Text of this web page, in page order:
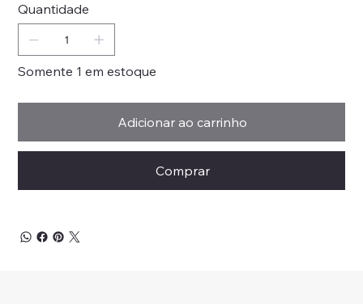
Quantidade
Somente 1 em estoque
Adicionar ao carrinho
Comprar